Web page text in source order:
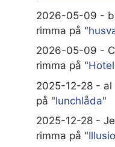
2026-05-09 -
rimma på "
2026-05-09 -
rimma på "
2025-12-28 -
på "lunchlåda"
2025-12-28 -
rimma på "